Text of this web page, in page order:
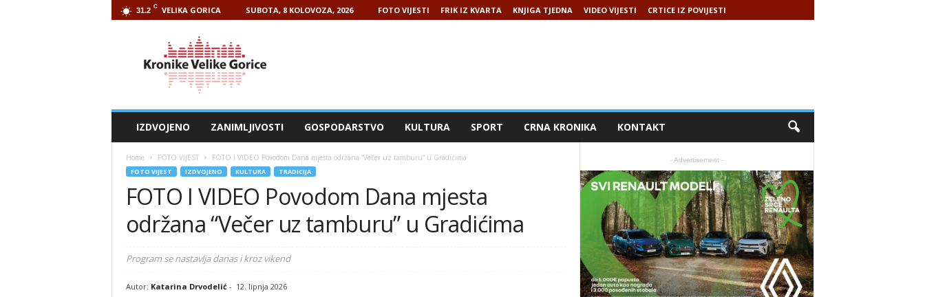
31.2 C VELIKA GORICA SUBOTA, 8 KOLOVOZA, 2026 FOTO VIJESTI FRIK IZ KVARTA KNJIGA TJEDNA VIDEO VIJESTI CRTICE IZ POVIJESTI
IZDVOJENO ZANIMLJIVOSTI GOSPODARSTVO KULTURA SPORT CRNA KRONIKA KONTAKT
Home FOTO VIJEST FOTO I VIDEO Povodom Dana mjesta održana “Večer uz tamburu” u Gradićima
FOTO VIJEST IZDVOJENO KULTURA TRADICIJA
FOTO I VIDEO Povodom Dana mjesta
održana “Večer uz tamburu” u Gradićima
Program se nastavlja danas i kroz vikend
Autor: Katarina Drvodelić- 12. lipnja 2026
- Advertisement -